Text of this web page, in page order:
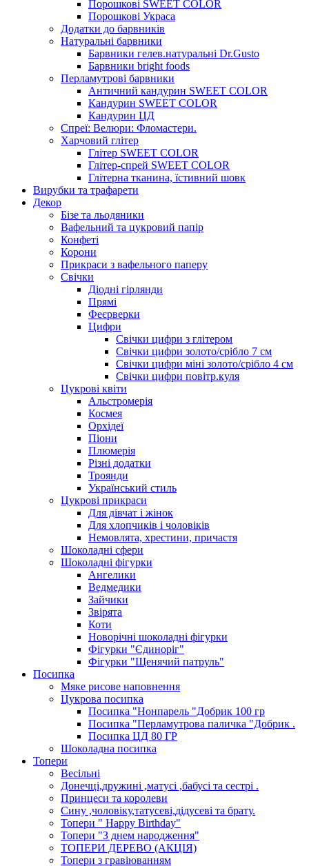
Порошкові SWEET COLOR
Порошкові Украса
Додатки до барвників
Натуральні барвники
Барвники гелев.натуральні Dr.Gusto
Барвники bright foods
Перламутрові барвники
Античний кандурин SWEET COLOR
Кандурин SWEET COLOR
Кандурин ЦД
Спреї: Велюри: Фломастери.
Харчовий глітер
Глітер SWEET COLOR
Глітер-спрей SWEET COLOR
Глітерна тканина, їстивний шовк
Вирубки та трафарети
Декор
Бізе та льодяники
Вафельний та цукровий папір
Конфеті
Корони
Прикраси з вафельного паперу
Свічки
Діодні гірлянди
Прямі
Феєрверки
Цифри
Свічки цифри з глітером
Свічки цифри золото/срібло 7 см
Свічки цифри міні золото/срібло 4 см
Свічки цифри повітр.куля
Цукрові квіти
Альстромерія
Космея
Орхідеї
Піони
Плюмерія
Різні додатки
Троянди
Український стиль
Цукрові прикраси
Для дівчат і жінок
Для хлопчиків і чоловіків
Немовлята, хрестини, причастя
Шоколадні сфери
Шоколадні фігурки
Ангелики
Ведмедики
Зайчики
Звірята
Коти
Новорічні шоколадні фігурки
Фігурки "Єдиноріг"
Фігурки "Щенячий патруль"
Посипка
Мяке рисове наповнення
Цукрова посипка
Посипка "Нонпарель "Добрик 100 гр
Посипка "Перламутрова паличка "Добрик .
Посипка ЦД 80 ГР
Шоколадна посипка
Топери
Весільні
Донечці,дружині ,матусі ,бабусі та сестрі .
Принцеси та королеви
Сину ,чоловіку,татусеві,дідусеві та брату.
Топери " Happy Birthday"
Топери "З днем народження"
ТОПЕРИ ДЕРЕВО (АКЦІЯ)
Топери з гравіюванням